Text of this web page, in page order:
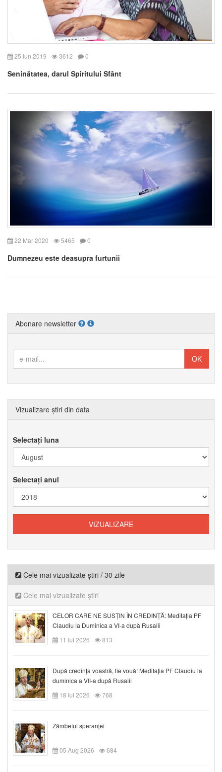
25 Iun 2019 3612 0
Seninătatea, darul Spiritului Sfânt
22 Mar 2020 5465 0
Dumnezeu este deasupra furtunii
Abonare newsletter
Vizualizare știri din data
Selectați luna
Selectați anul
Cele mai vizualizate știri / 30 zile
Cele mai vizualizate știri
CELOR CARE NE SUSȚIN ÎN CREDINȚĂ: Meditația PF
Claudiu la Duminica a VI-a după Rusalii
11 Iul 2026
813
După credinţa voastră, fie vouă! Meditația PF Claudiu la
duminica a VII-a după Rusalii
18 Iul 2026
768
Zâmbetul speranței
05 Aug 2026 684